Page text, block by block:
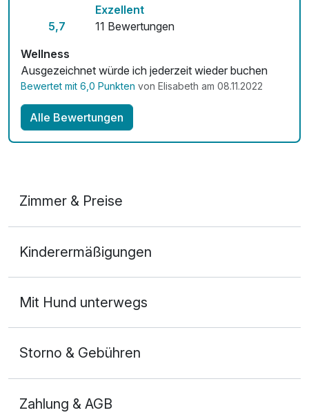
Fahrradverleih
Fitnessgeräte stehen bereit
Kostenloses W-LAN
Mit Hotelbar
5,7
Exzellent
11 Bewertungen
Wellness
Ausgezeichnet würde ich jederzeit wieder buchen
Bewertet mit 6,0 Punkten von Elisabeth am 08.11.2022
Alle Bewertungen
Zimmer & Preise
2 Erwachsene und 2 Kinder
Kinderermäßigungen
Mit Hund unterwegs
Storno & Gebühren
Zahlung & AGB